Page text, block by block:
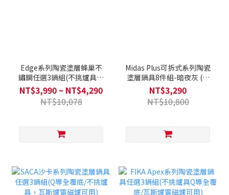
Edge系列陶瓷塗層蜂巢不
鏽鋼任選3鍋組(不挑爐具，
瓦斯爐電磁爐可用)
NT$3,990 ~ NT$4,290
NT$10,078
Midas Plus可拆式系列陶瓷
塗層鍋具8件組-暗夜灰 (不
挑爐具，瓦斯爐電磁爐可用)
NT$3,290
NT$10,800